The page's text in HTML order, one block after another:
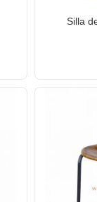
Silla